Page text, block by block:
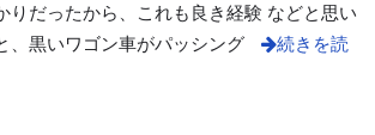
りだったから、これも良き経験 などと思い
、黒いワゴン車がパッシング
続きを読